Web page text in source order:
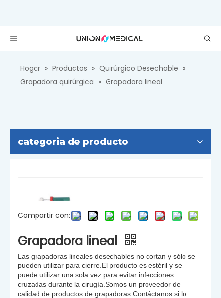
Hogar » Productos » Quirúrgico Desechable »
Grapadora quirúrgica » Grapadora lineal
categoria de producto
Compartir con:
Grapadora lineal
Las grapadoras lineales desechables no cortan y sólo se
pueden utilizar para cierre.El producto es estéril y se
puede utilizar una sola vez para evitar infecciones
cruzadas durante la cirugía.Somos un proveedor de
calidad de productos de grapadoras.Contáctanos si lo